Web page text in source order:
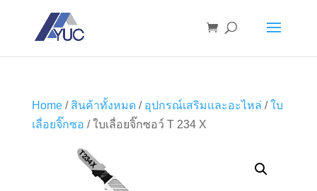
Home/ สินค้าทั้งหมด/ อุปกรณ์เสริมและอะไหล่ /ใบ
เลื่อยจิ๊กซอ / ใบเลื่อยจิ๊กซอว์ T 234 X